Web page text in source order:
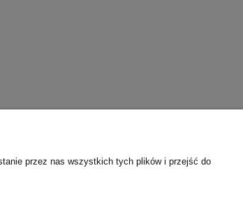
O nas
przez nas wszystkich tych plików i przejść do